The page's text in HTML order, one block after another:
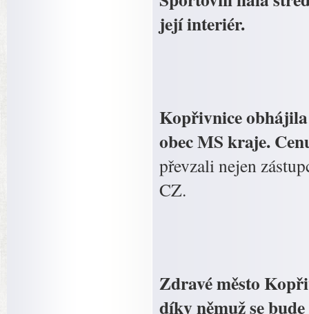
její interiér.
Kopřivnice obhájila
obec MS kraje.
převzali nejen
CZ.
Zdravé město
díky němuž se